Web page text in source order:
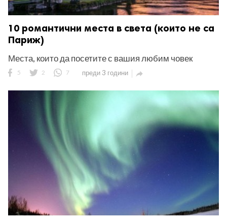
10 романтични места в света (които не са
Париж)
Места, които да посетите с вашия любим човек
5 2 7 преди 3 години 